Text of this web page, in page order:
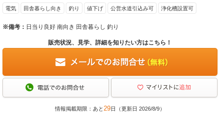
電気 田舎暮らし向き 釣り 値下げ 公営水道引込み可 浄化槽設置可
※備考： 日当り良好 南向き 田舎暮らし 釣り
販売状況、見学、詳細を知りたい方はこちら！
情報掲載期限：あと 29日（更新日 2026/8/9）